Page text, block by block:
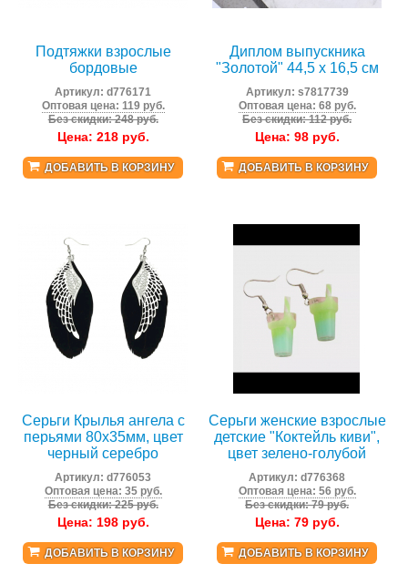
Подтяжки взрослые
бордовые
Артикул:d776171
Оптовая цена: 119 руб.
Без скидки: 248 руб.
Цена: 218руб.
ДОБАВИТЬ В КОРЗИНУ
Диплом выпускника
"Золотой" 44,5 х 16,5 см
Артикул: s7817739
Оптовая цена: 68 руб.
Без скидки: 112 руб.
Цена: 98руб.
ДОБАВИТЬ В КОРЗИНУ
Серьги Крылья ангела с
перьями 80х35мм, цвет
черный серебро
Артикул:d776053
Оптовая цена: 35 руб.
Без скидки: 225 руб.
Цена: 198руб.
ДОБАВИТЬ В КОРЗИНУ
Серьги женские взрослые
детские "Коктейль киви",
цвет зелено-голубой
Артикул:d776368
Оптовая цена: 56 руб.
Без скидки: 79 руб.
Цена: 79руб.
ДОБАВИТЬ В КОРЗИНУ